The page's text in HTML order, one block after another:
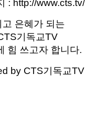
: http://www.cts.tv/
은혜가 되는
기독교TV
힘 쓰고자 합니다.
by CTS기독교TV